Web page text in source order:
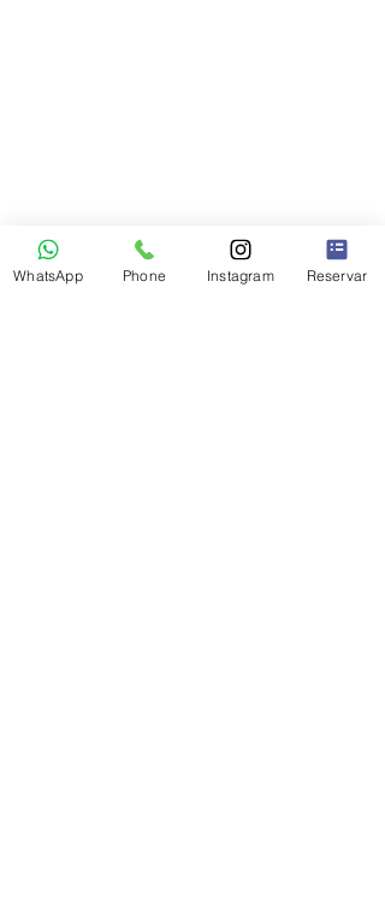
WhatsApp Phone Instagram Reservar